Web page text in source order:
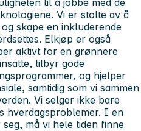
Vi er stolte av å
skape en inkluderende
Elkjøp er også
aktivt for en grønnere
tilbyr gode
og hjelper
samtidig som vi sammen
Vi selger ikke bare
hverdagsproblemer. I en
må vi hele tiden finne